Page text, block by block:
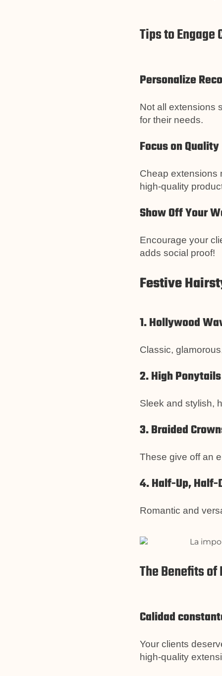
Tips to
Personalize
Not all extensions
for their needs.
Focus on Quality
Cheap extensions
high-quality
Show Off Your
Encourage your
adds social proof!
Festive
1. Hollywood
Classic,
2. High Ponytails
Sleek and stylish,
3. Braided
These give off an
4. Half-Up, Half-
Romantic and
The Benefits
Calidad
Your clients
high-quality